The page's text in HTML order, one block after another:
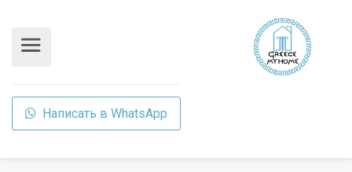
Написать в WhatsApp